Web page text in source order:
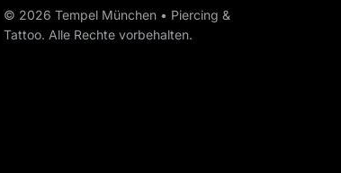
© 2026 Tempel München • Piercing &
Tattoo. Alle Rechte vorbehalten.